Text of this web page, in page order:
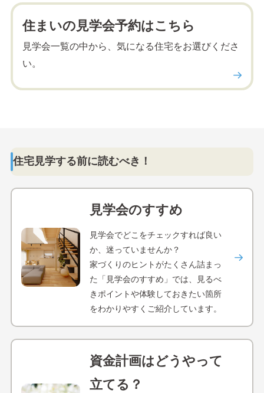
住まいの見学会予約はこちら
見学会一覧の中から、気になる住宅をお選びくださ
い。
住宅見学する前に読むべき！
見学会のすすめ
見学会でどこをチェックすれば良い
か、迷っていませんか？
家づくりのヒントがたくさん詰まっ
た「見学会のすすめ」では、見るべ
きポイントや体験しておきたい箇所
をわかりやすくご紹介しています。
資金計画はどうやって
立てる？